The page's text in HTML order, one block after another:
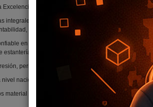
Excelencia en Servicio y Tecnología
integrales con un enfoque en el servicio postventa,
sino también con herramientas para
en el mercado B2B de Uruguay, destacando
y diseño atractivo.
periféricos gaming y office, audio.
nivel nacional. Más de 20 años de experiencia en el
material de merchandising, cartelería, estantería y